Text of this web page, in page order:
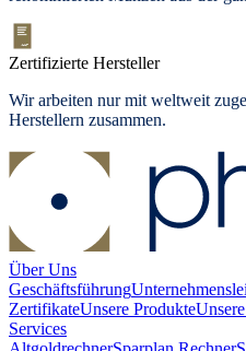
Zertifizierte Hersteller
Wir arbeiten nur mit weltweit
Herstellern zusammen.
Über Uns
Geschäftsführung
ZertifikateUnsere Produkte
Services